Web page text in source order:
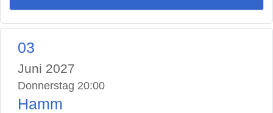
03
Juni 2027
Donnerstag 20:00
Hamm